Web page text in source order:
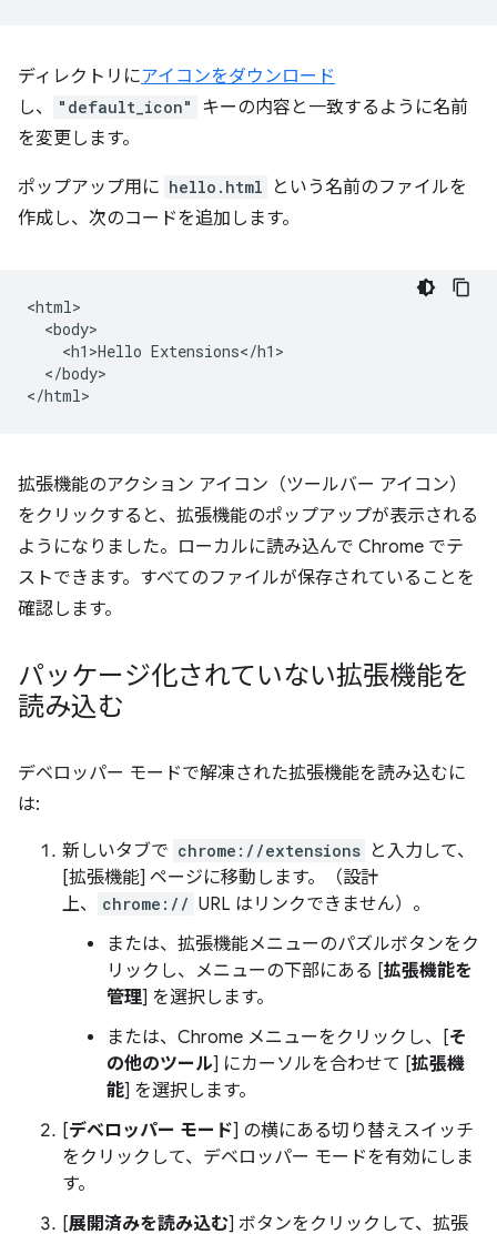
ディレクトリにアイコンをダウンロード
し、
"default_icon"
キーの内容と一致するように名前
を変更します。
ポップアップ用に hello.html
という名前のファイルを
作成し、次のコードを追加します。
<html>
  <body>
    <h1>Hello Extensions</h1>
  </body>
拡張機能のアクション アイコン（ツールバー アイコン）
をクリックすると、拡張機能のポップアップが表示される
ようになりました。ローカルに読み込んで Chrome でテ
ストできます。すべてのファイルが保存されていることを
確認します。
パッケージ化されていない拡張機能を
読み込む
デベロッパー モードで解凍された拡張機能を読み込むに
は:
新しいタブで chrome://extensions と入力して、
[拡張機能] ページに移動します。（設計
上、
chrome:// URL はリンクできません）。
または、拡張機能メニューのパズルボタンをク
リックし、メニューの下部にある [拡張機能を
管理] を選択します。
または、Chrome メニューをクリックし、[そ
の他のツール] にカーソルを合わせて [拡張機
能] を選択します。
[デベロッパー モード] の横にある切り替えスイッチ
をクリックして、デベロッパー モードを有効にしま
す。
[展開済みを読み込む] ボタンをクリックして、拡張